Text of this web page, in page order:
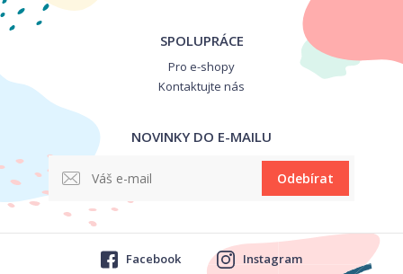
SPOLUPRÁCE
Pro e-shopy
Kontaktujte nás
NOVINKY DO E-MAILU
Odebírat
Facebook Instagram